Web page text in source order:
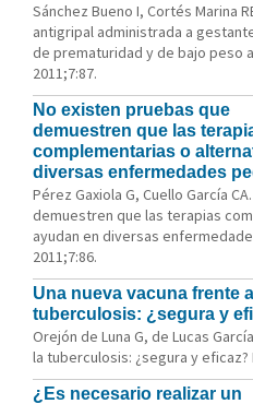
Sánchez Bueno I, Cortés Marina
antigripal administrada a
de prematuridad y de bajo peso
2011;7:87.
No existen pruebas que
demuestren que las
complementarias o
diversas enfermedades
Pérez Gaxiola G, Cuello García
demuestren que las terapias
ayudan en diversas
2011;7:86.
Una nueva vacuna frente
tuberculosis: ¿segura y
Orejón de Luna G, de Lucas
la tuberculosis: ¿segura y eficaz?
¿Es necesario realizar un